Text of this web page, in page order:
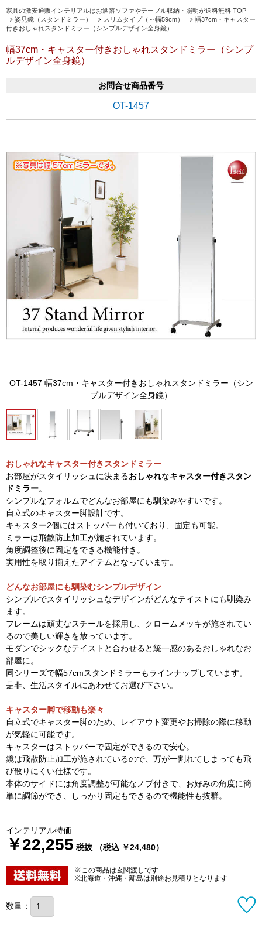
家具の激安通販インテリアルはお洒落ソファやテーブル収納・照明が送料無料 TOP
姿見鏡（スタンドミラー）
スリムタイプ（～幅59cm）
幅37cm・キャスター
付きおしゃれスタンドミラー（シンプルデザイン全身鏡）
幅37cm・キャスター付きおしゃれスタンドミラー（シンプ
ルデザイン全身鏡）
お問合せ商品番号
OT-1457
OT-1457 幅37cm・キャスター付きおしゃれスタンドミラー（シン
プルデザイン全身鏡）
おしゃれなキャスター付きスタンドミラー
お部屋がスタイリッシュに決まるおしゃれなキャスター付きスタン
ドミラー。
シンプルなフォルムでどんなお部屋にも馴染みやすいです。
自立式のキャスター脚設計です。
キャスター2個にはストッパーも付いており、固定も可能。
ミラーは飛散防止加工が施されています。
角度調整後に固定をできる機能付き。
実用性を取り揃えたアイテムとなっています。
どんなお部屋にも馴染むシンプルデザイン
シンプルでスタイリッシュなデザインがどんなテイストにも馴染み
ます。
フレームは頑丈なスチールを採用し、クロームメッキが施されてい
るので美しい輝きを放っています。
モダンでシックなテイストと合わせると統一感のあるおしゃれなお
部屋に。
同シリーズで幅57cmスタンドミラーもラインナップしています。
是非、生活スタイルにあわせてお選び下さい。
キャスター脚で移動も楽々
自立式でキャスター脚のため、レイアウト変更やお掃除の際に移動
が気軽に可能です。
キャスターはストッパーで固定ができるので安心。
鏡は飛散防止加工が施されているので、万が一割れてしまっても飛
び散りにくい仕様です。
本体のサイドには角度調整が可能なノブ付きで、お好みの角度に簡
単に調節ができ、しっかり固定もできるので機能性も抜群。
インテリアル特価
￥22,255 税抜 （税込 ￥24,480）
※この商品は玄関渡しです
※北海道・沖縄・離島は別途お見積りとなります
数量：